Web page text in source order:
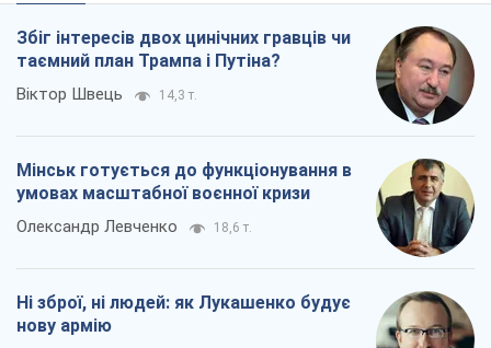
Збіг інтересів двох цинічних гравців чи
таємний план Трампа і Путіна?
Віктор Швець 14,3 т.
Мінськ готується до функціонування в
умовах масштабної воєнної кризи
Олександр Левченко 18,6 т.
Ні зброї, ні людей: як Лукашенко будує
нову армію